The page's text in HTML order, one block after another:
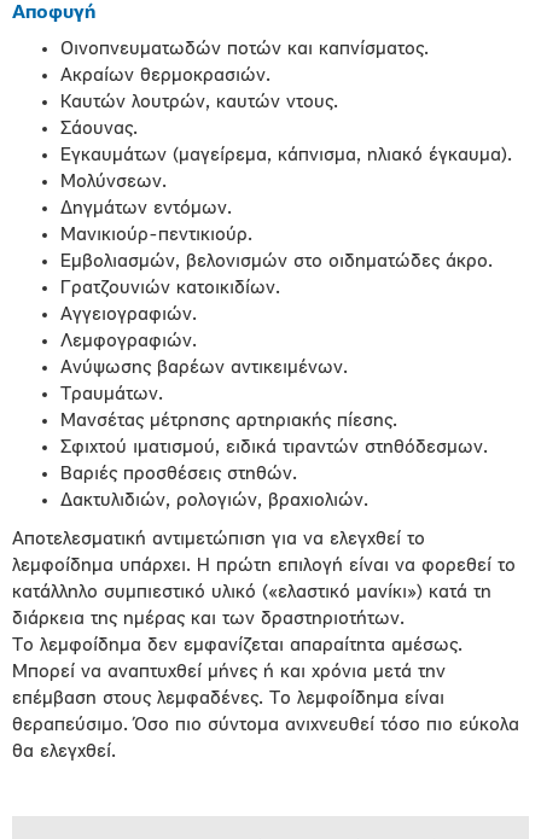
Αποφυγή
Οινοπνευματωδών ποτών και καπνίσματος.
Ακραίων θερμοκρασιών.
Καυτών λουτρών, καυτών ντους.
Σάουνας.
Εγκαυμάτων (μαγείρεμα, κάπνισμα, ηλιακό έγκαυμα).
Μολύνσεων.
Δηγμάτων εντόμων.
Μανικιούρ-πεντικιούρ.
Εμβολιασμών, βελονισμών στο οιδηματώδες άκρο.
Γρατζουνιών κατοικιδίων.
Αγγειογραφιών.
Λεμφογραφιών.
Ανύψωσης βαρέων αντικειμένων.
Τραυμάτων.
Μανσέτας μέτρησης αρτηριακής πίεσης.
Σφιχτού ιματισμού, ειδικά τιραντών στηθόδεσμων.
Βαριές προσθέσεις στηθών.
Δακτυλιδιών, ρολογιών, βραχιολιών.
Αποτελεσματική αντιμετώπιση για να ελεγχθεί το
λεμφοίδημα υπάρχει. Η πρώτη επιλογή είναι να φορεθεί το
κατάλληλο συμπιεστικό υλικό («ελαστικό μανίκι») κατά τη
διάρκεια της ημέρας και των δραστηριοτήτων.
Το λεμφοίδημα δεν εμφανίζεται απαραίτητα αμέσως.
Μπορεί να αναπτυχθεί μήνες ή και χρόνια μετά την
επέμβαση στους λεμφαδένες. Το λεμφοίδημα είναι
θεραπεύσιμο. Όσο πιο σύντομα ανιχνευθεί τόσο πιο εύκολα
θα ελεγχθεί.